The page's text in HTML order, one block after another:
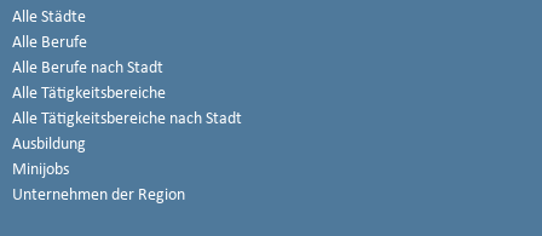
Alle Städte
Alle Berufe
Alle Berufe nach Stadt
Alle Tätigkeitsbereiche
Alle Tätigkeitsbereiche nach Stadt
Ausbildung
Minijobs
Unternehmen der Region